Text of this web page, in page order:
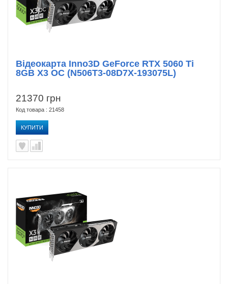
21370 грн
Код товара : 21458
КУПИТИ
Відеокарта Inno3D GeForce RTX 5060 Ti
8GB X3 OC (N506T3-08D7X-193075L)